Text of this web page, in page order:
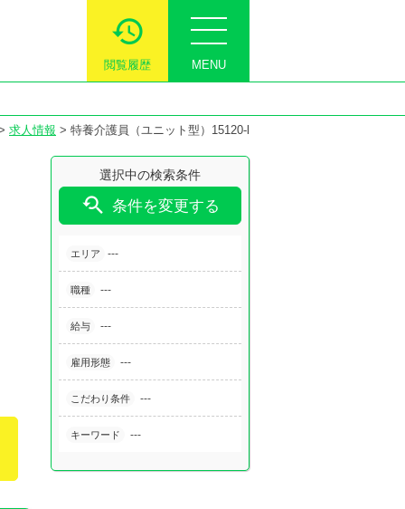
MENU
閲覧履歴
求人情報 > 特養介護員（ユニット型）15120-l
選択中の検索条件
 条件を変更する
エリア ---
職種 ---
給与 ---
雇用形態 ---
こだわり条件 ---
キーワード ---